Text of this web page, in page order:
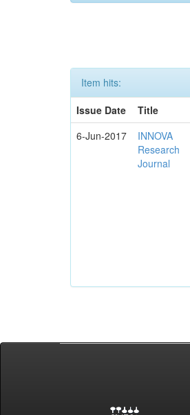
Item hits:
Issue Date
Title
6-Jun-2017
INNOVA
Research
Journal